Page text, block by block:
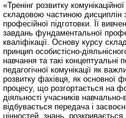
«Тренінг розвитку
складовою частиною дисциплін
професійної підготовки. Її
завдань фундаментальної
кваліфікації. Основу курсу
принцип особистісно-
навчання та такі
педагогічної комунікації як
розвитку фахівця, як основної
процесу, що розгортається на
діяльності учасників
відбувається передача і
цінностей, знань,